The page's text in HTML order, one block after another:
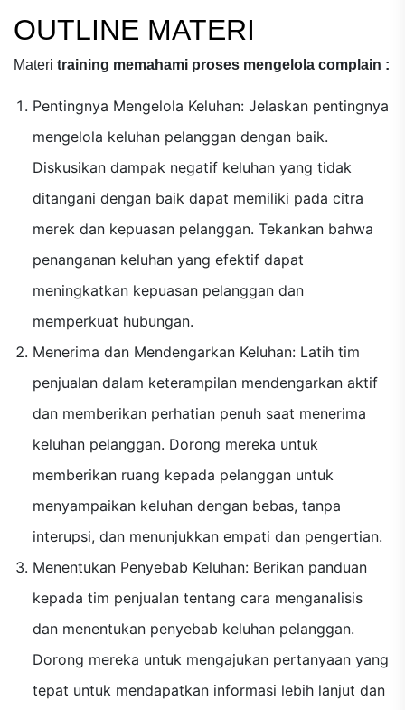
OUTLINE MATERI
Materi training memahami proses mengelola complain :
Pentingnya Mengelola Keluhan: Jelaskan pentingnya
mengelola keluhan pelanggan dengan baik.
Diskusikan dampak negatif keluhan yang tidak
ditangani dengan baik dapat memiliki pada citra
merek dan kepuasan pelanggan. Tekankan bahwa
penanganan keluhan yang efektif dapat
meningkatkan kepuasan pelanggan dan
memperkuat hubungan.
Menerima dan Mendengarkan Keluhan: Latih tim
penjualan dalam keterampilan mendengarkan aktif
dan memberikan perhatian penuh saat menerima
keluhan pelanggan. Dorong mereka untuk
memberikan ruang kepada pelanggan untuk
menyampaikan keluhan dengan bebas, tanpa
interupsi, dan menunjukkan empati dan pengertian.
Menentukan Penyebab Keluhan: Berikan panduan
kepada tim penjualan tentang cara menganalisis
dan menentukan penyebab keluhan pelanggan.
Dorong mereka untuk mengajukan pertanyaan yang
tepat untuk mendapatkan informasi lebih lanjut dan